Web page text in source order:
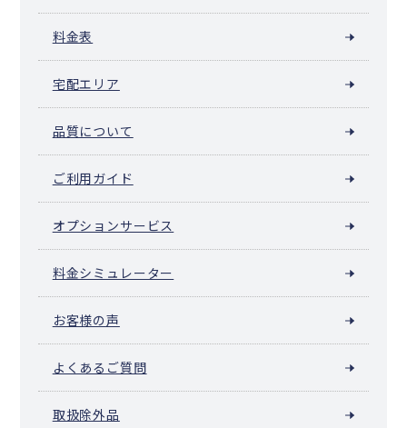
料金表
宅配エリア
品質について
ご利用ガイド
オプションサービス
料金シミュレーター
お客様の声
よくあるご質問
取扱除外品